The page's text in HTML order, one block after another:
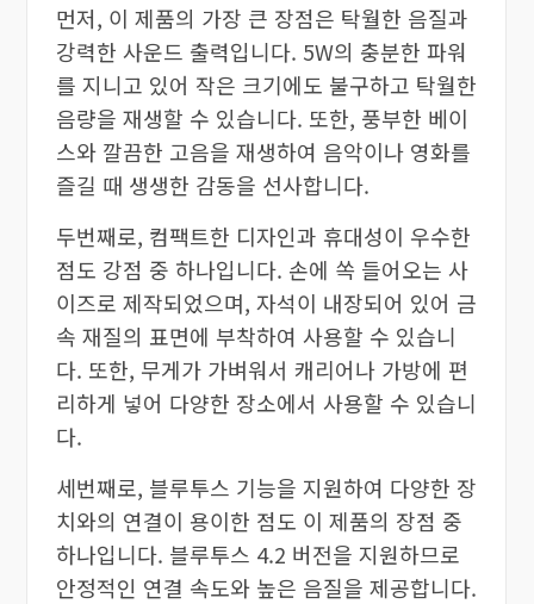
먼저, 이 제품의 가장 큰 장점은 탁월한 음질과
강력한 사운드 출력입니다. 5W의 충분한 파워
를 지니고 있어 작은 크기에도 불구하고 탁월한
음량을 재생할 수 있습니다. 또한, 풍부한 베이
스와 깔끔한 고음을 재생하여 음악이나 영화를
즐길 때 생생한 감동을 선사합니다.
두번째로, 컴팩트한 디자인과 휴대성이 우수한
점도 강점 중 하나입니다. 손에 쏙 들어오는 사
이즈로 제작되었으며, 자석이 내장되어 있어 금
속 재질의 표면에 부착하여 사용할 수 있습니
다. 또한, 무게가 가벼워서 캐리어나 가방에 편
리하게 넣어 다양한 장소에서 사용할 수 있습니
다.
세번째로, 블루투스 기능을 지원하여 다양한 장
치와의 연결이 용이한 점도 이 제품의 장점 중
하나입니다. 블루투스 4.2 버전을 지원하므로
안정적인 연결 속도와 높은 음질을 제공합니다.